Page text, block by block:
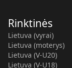
Rinktinės
Lietuva (vyrai)
Lietuva (moterys)
Lietuva (V-U20)
Lietuva (V-U18)